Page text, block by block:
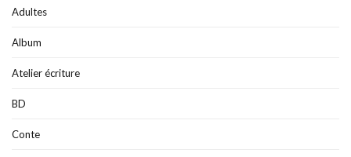
Adultes
Album
Atelier écriture
BD
Conte